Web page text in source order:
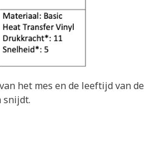
het mes en de leeftijd van de
snijdt.